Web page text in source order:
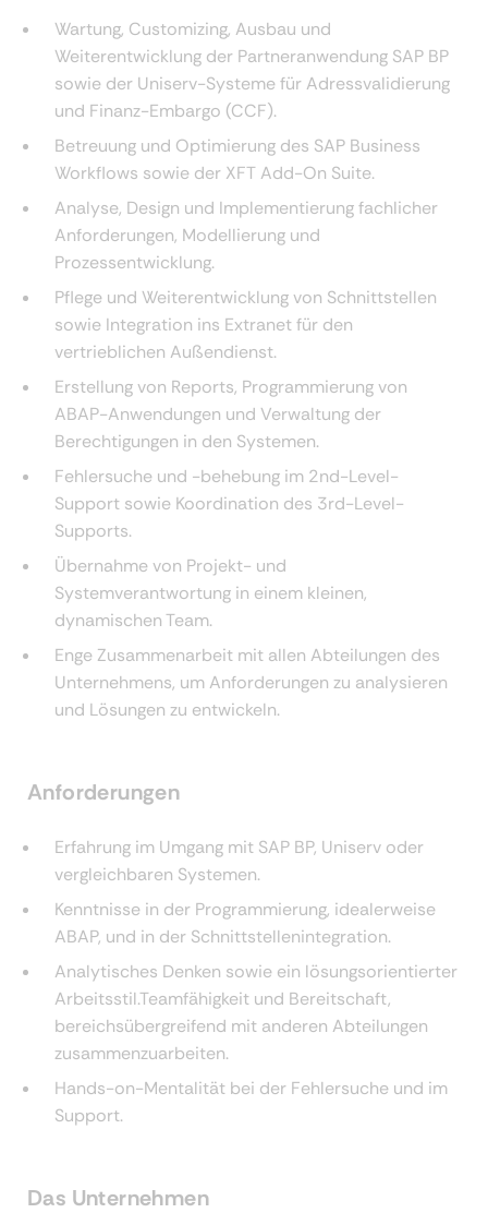
Wartung, Customizing, Ausbau und
Weiterentwicklung der Partneranwendung SAP BP
sowie der Uniserv-Systeme für Adressvalidierung
und Finanz-Embargo (CCF).
Betreuung und Optimierung des SAP Business
Workflows sowie der XFT Add-On Suite.
Analyse, Design und Implementierung fachlicher
Anforderungen, Modellierung und
Prozessentwicklung.
Pflege und Weiterentwicklung von Schnittstellen
sowie Integration ins Extranet für den
vertrieblichen Außendienst.
Erstellung von Reports, Programmierung von
ABAP-Anwendungen und Verwaltung der
Berechtigungen in den Systemen.
Fehlersuche und -behebung im 2nd-Level-
Support sowie Koordination des 3rd-Level-
Supports.
Übernahme von Projekt- und
Systemverantwortung in einem kleinen,
dynamischen Team.
Enge Zusammenarbeit mit allen Abteilungen des
Unternehmens, um Anforderungen zu analysieren
und Lösungen zu entwickeln.
Anforderungen
Erfahrung im Umgang mit SAP BP, Uniserv oder
vergleichbaren Systemen.
Kenntnisse in der Programmierung, idealerweise
ABAP, und in der Schnittstellenintegration.
Analytisches Denken sowie ein lösungsorientierter
Arbeitsstil.Teamfähigkeit und Bereitschaft,
bereichsübergreifend mit anderen Abteilungen
zusammenzuarbeiten.
Hands-on-Mentalität bei der Fehlersuche und im
Support.
Das Unternehmen